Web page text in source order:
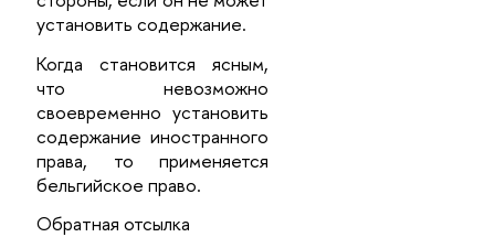
установить содержание.
Когда становится ясным,
что невозможно
своевременно установить
содержание иностранного
права, то применяется
бельгийское право.
Обратная отсылка